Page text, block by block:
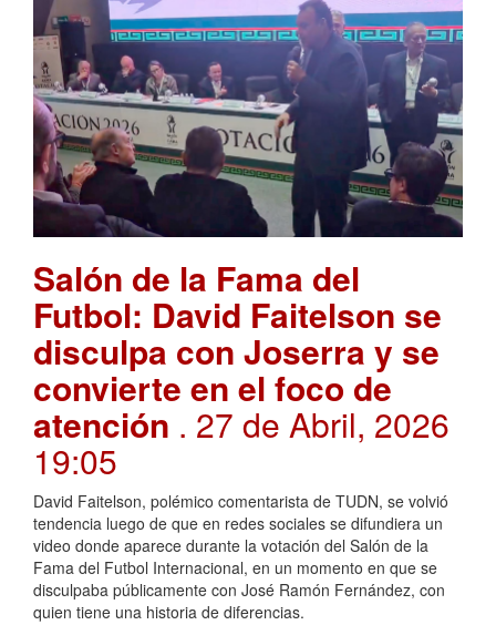
Salón de la Fama del
Futbol: David Faitelson se
disculpa con Joserra y se
convierte en el foco de
atención . 27 de Abril, 2026
19:05
David Faitelson, polémico comentarista de TUDN, se volvió
tendencia luego de que en redes sociales se difundiera un
video donde aparece durante la votación del Salón de la
Fama del Futbol Internacional, en un momento en que se
disculpaba públicamente con José Ramón Fernández, con
quien tiene una historia de diferencias.